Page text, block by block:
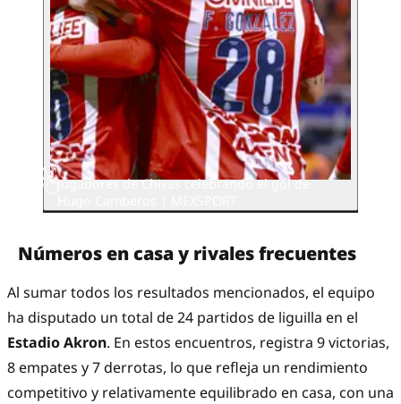
Jugadores de Chivas celebrando el gol de
Números en casa y rivales frecuentes
Al sumar todos los resultados mencionados, el equipo
ha disputado un total de 24 partidos de liguilla en el
Estadio Akron. En estos encuentros, registra 9 victorias,
8 empates y 7 derrotas, lo que refleja un rendimiento
competitivo y relativamente equilibrado en casa, con una